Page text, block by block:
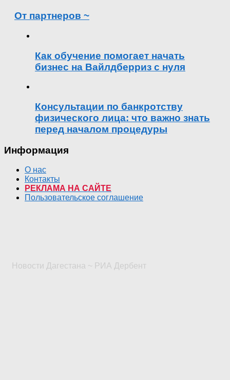
От партнеров ~
Как обучение помогает начать
бизнес на Вайлдберриз с нуля
Консультации по банкротству
физического лица: что важно знать
перед началом процедуры
Информация
О нас
Контакты
РЕКЛАМА НА САЙТЕ
Пользовательское соглашение
Новости Дагестана ~ РИА Дербент